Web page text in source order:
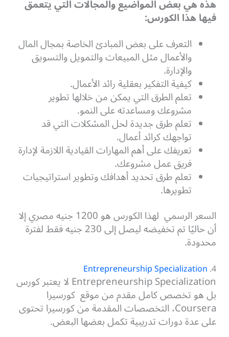
هذه هي بعض المواضيع والمجالات التي يتعمق
فيها هذا الكورس:
التعرف على بعض المبادئ الخاصة بمجال المال
والأعمال مثل المبيعات والتمويل والتسويق
والإدارة.
كيفية التفكير بعقلية رائد الأعمال.
تعلم الطرق التي يمكن من خلالها تطوير
مشروعك ومساعدته على النمو.
تعلم طرق جديدة لحل المشكلات التي قد
تواجهك كرائد أعمال.
تعريفك على أهم المهارات القيادية اللازمة لإدارة
فريق عمل مشروعك.
تعلم طرق تحديد أهدافك وتطوير استراتيجيات
تطويرها.
السعر الرسمي لهذا الكورس هو 1200 جنيه مصري إلا
أن حاليًا تم تخفيضه ليصل إلى 230 جنيه فقط لفترة
محدودة.
4.
Entrepreneurship Specialization
Entrepreneurship Specialization لا يعتبر كورس
بل هو تخصص كامل مقدم من موقع كورسيرا
Coursera، التخصصات المقدمة من كورسيرا تحتوى
على عدة دورات تدريبية تكمل بعضها البعض.